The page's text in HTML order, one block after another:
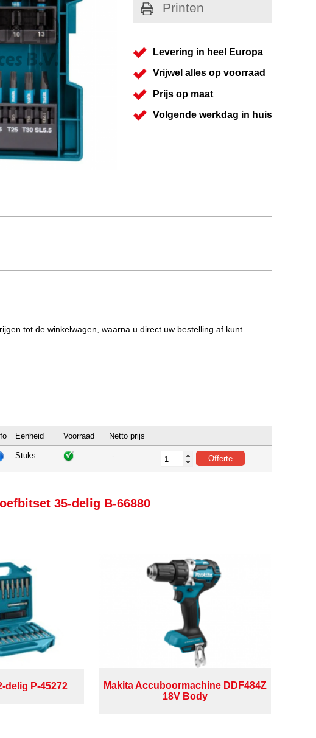
Printen
Levering in heel Europa
Vrijwel alles op voorraad
Prijs op maat
Volgende werkdag in huis
tot de winkelwagen, waarna u direct uw bestelling af kunt
Eenheid Voorraad Netto prijs
Stuks -
35-delig B-66880
delig P-45272
Makita Accuboormachine DDF484Z
18V Body